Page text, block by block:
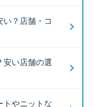
？店舗・コ
安い店舗の選
トやニットな